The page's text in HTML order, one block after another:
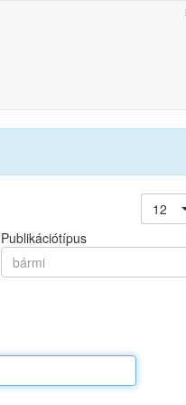
12
Publikációtípus
bármi